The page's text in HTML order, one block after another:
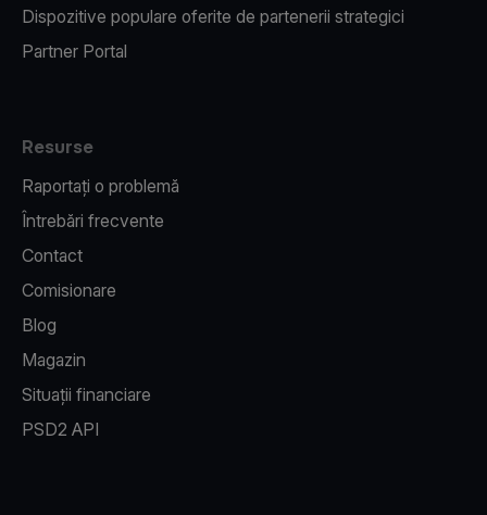
Dispozitive populare oferite de partenerii strategici
Partner Portal
Resurse
Raportați o problemă
Întrebări frecvente
Contact
Comisionare
Blog
Magazin
Situații financiare
PSD2 API